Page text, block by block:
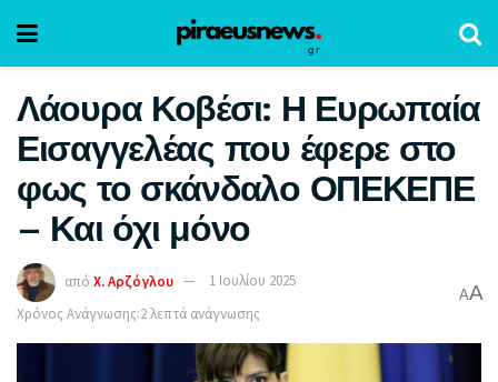
Λάουρα Κοβέσι: Η Ευρωπαία
Εισαγγελέας που έφερε στο
φως το σκάνδαλο ΟΠΕΚΕΠΕ
– Και όχι μόνο
από Χ. Αρζόγλου
1 Ιουλίου 2025
Χρόνος Ανάγνωσης:2 λεπτά ανάγνωσης
AA